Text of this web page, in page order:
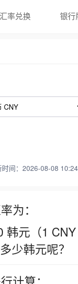
汇率兑换 银行
时间：2026-08-08
为：
韩元（1
少韩元呢？